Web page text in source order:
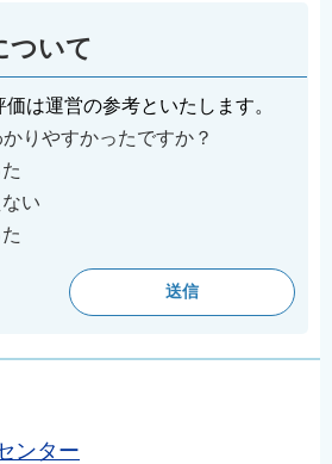
ついて
は運営の参考といたします。
りやすかったですか？
い
ンター